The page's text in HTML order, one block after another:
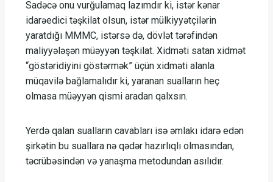
Sadəcə onu vurğulamaq lazımdır ki, istər kənar
idarəedici təşkilat olsun, istər mülkiyyətçilərin
yaratdığı MMMC, istərsə də, dövlət tərəfindən
maliyyələşən müəyyən təşkilat. Xidməti satan xidmət
“göstəridiyini göstərmək” üçün xidməti alanla
müqavilə bağlamalıdır ki, yaranan sualların heç
olmasa müəyyən qismi aradan qalxsın.
Yerdə qalan sualların cavabları isə əmlakı idarə edən
şirkətin bu suallara nə qədər hazırlıqlı olmasından,
təcrübəsindən və yanaşma metodundan asılıdır.